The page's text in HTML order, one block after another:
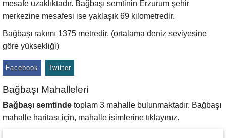
mesafe uzaklıktadır. Bağbaşı semtinin Erzurum şehir
merkezine mesafesi ise yaklaşık 69 kilometredir.
Bağbaşı rakımı 1375 metredir. (ortalama deniz seviyesine
göre yüksekliği)
Facebook Twitter
Bağbaşı Mahalleleri
Bağbaşı semtinde toplam 3 mahalle bulunmaktadır. Bağbaşı
mahalle haritası için, mahalle isimlerine tıklayınız.